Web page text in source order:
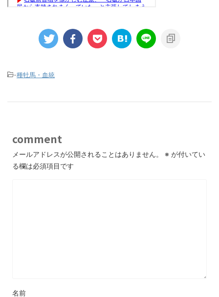
-種牡馬・血統
comment
メールアドレスが公開されることはありません。 ※ が付いてい
る欄は必須項目です
名前